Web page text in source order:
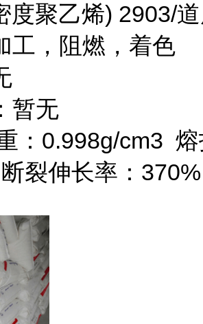
度聚乙烯) 2903/
工，阻燃，着色
暂无
： 0.998g/cm3
断裂伸长率： 370%